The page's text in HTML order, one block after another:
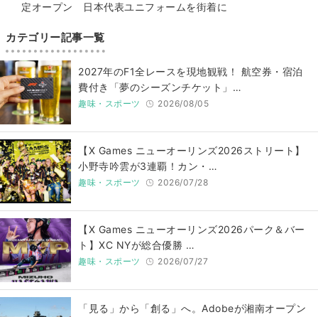
定オープン 日本代表ユニフォームを街着に
カテゴリー記事一覧
2027年のF1全レースを現地観戦！ 航空券・宿泊
費付き「夢のシーズンチケット」…
趣味・スポーツ 2026/08/05
【X Games ニューオーリンズ2026ストリート】
小野寺吟雲が3連覇！カン・…
趣味・スポーツ 2026/07/28
【X Games ニューオーリンズ2026パーク＆バー
ト】XC NYが総合優勝 …
趣味・スポーツ 2026/07/27
「見る」から「創る」へ。Adobeが湘南オープン